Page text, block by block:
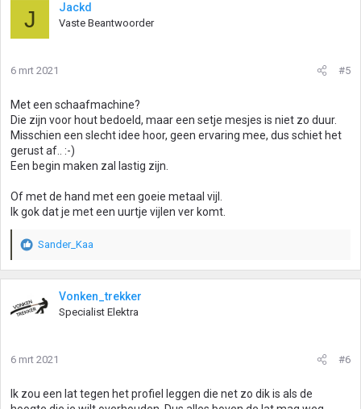
J Jackd
Vaste Beantwoorder
6 mrt 2021 #5
Met een schaafmachine?
Die zijn voor hout bedoeld, maar een setje mesjes is niet zo duur.
Misschien een slecht idee hoor, geen ervaring mee, dus schiet het
gerust af.. :-)
Een begin maken zal lastig zijn.
Of met de hand met een goeie metaal vijl.
Ik gok dat je met een uurtje vijlen ver komt.
W
a
d
n
e
Sander_Kaa
Vonken_trekker
Specialist Elektra
6 mrt 2021 #6
Ik zou een lat tegen het profiel leggen die net zo dik is als de